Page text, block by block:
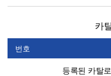
카
번호
등록된 카탈